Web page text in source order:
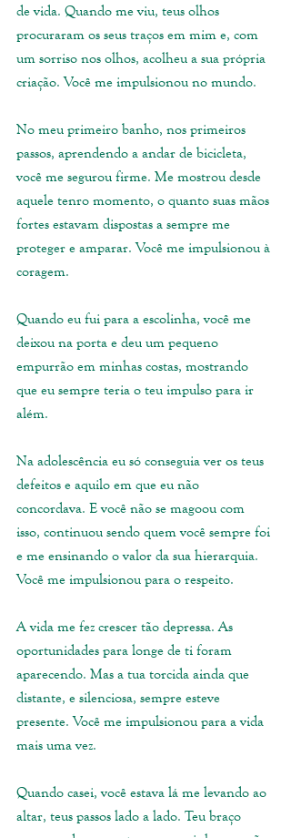
de vida. Quando me viu, teus olhos
procuraram os seus traços em mim e, com
um sorriso nos olhos, acolheu a sua própria
criação. Você me impulsionou no mundo.
No meu primeiro banho, nos primeiros
passos, aprendendo a andar de bicicleta,
você me segurou firme. Me mostrou desde
aquele tenro momento, o quanto suas mãos
fortes estavam dispostas a sempre me
proteger e amparar. Você me impulsionou à
coragem.
Quando eu fui para a escolinha, você me
deixou na porta e deu um pequeno
empurrão em minhas costas, mostrando
que eu sempre teria o teu impulso para ir
além.
Na adolescência eu só conseguia ver os teus
defeitos e aquilo em que eu não
concordava. E você não se magoou com
isso, continuou sendo quem você sempre foi
e me ensinando o valor da sua hierarquia.
Você me impulsionou para o respeito.
A vida me fez crescer tão depressa. As
oportunidades para longe de ti foram
aparecendo. Mas a tua torcida ainda que
distante, e silenciosa, sempre esteve
presente. Você me impulsionou para a vida
mais uma vez.
Quando casei, você estava lá me levando ao
altar, teus passos lado a lado. Teu braço